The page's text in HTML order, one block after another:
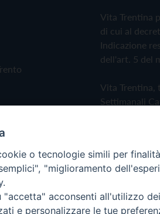
Vita Trentina
di cui al
Indicazione
dell'art. 5 del
Vita Trentina,
Settimanali
Privacy Policy
riservati - Vita Trentina
o tecnologie simili per
"miglioramento
"accetta" acconsenti all'utilizzo
e personalizzare le tue